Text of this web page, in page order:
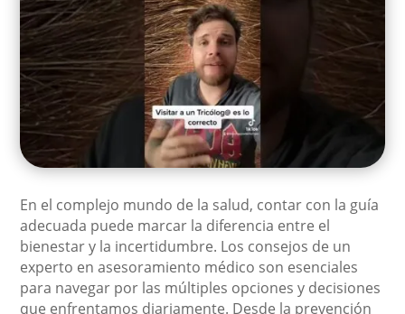
En el complejo mundo de la salud, contar con la guía
adecuada puede marcar la diferencia entre el
bienestar y la incertidumbre. Los consejos de un
experto en asesoramiento médico son esenciales
para navegar por las múltiples opciones y decisiones
que enfrentamos diariamente. Desde la prevención